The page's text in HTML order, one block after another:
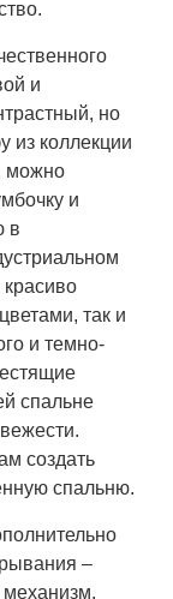
и
но
из коллекции
можно
и
в
так и
и темно-
спальне
создать
спальню.
–